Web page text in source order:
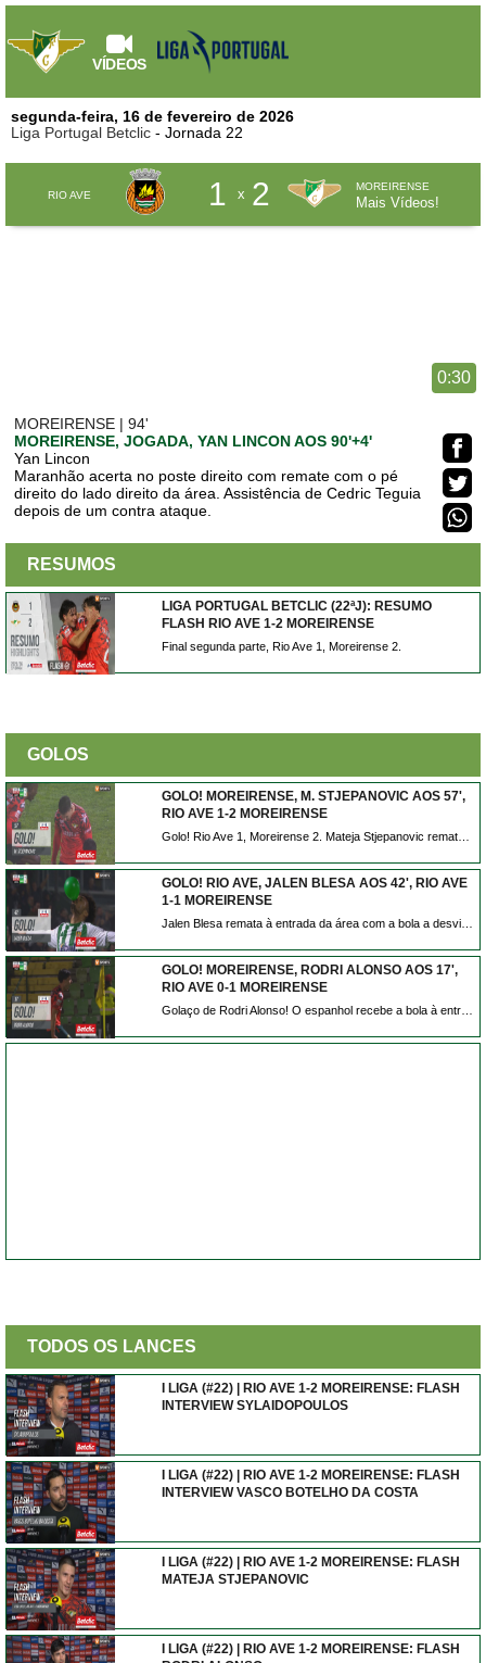
VÍDEOS
segunda-feira, 16 de fevereiro de 2026
Liga Portugal Betclic - Jornada 22
RIO AVE 1 x 2 MOREIRENSE
Mais Vídeos!
0:30
MOREIRENSE | 94'
MOREIRENSE, JOGADA, YAN LINCON AOS 90'+4'
Yan Lincon
Maranhão acerta no poste direito com remate com o pé
direito do lado direito da área. Assistência de Cedric Teguia
depois de um contra ataque.
RESUMOS
LIGA PORTUGAL BETCLIC (22ªJ): RESUMO
FLASH RIO AVE 1-2 MOREIRENSE
Final segunda parte, Rio Ave 1, Moreirense 2.
GOLOS
GOLO! MOREIRENSE, M. STJEPANOVIC AOS 57',
RIO AVE 1-2 MOREIRENSE
GOLO! RIO AVE, JALEN BLESA AOS 42', RIO AVE
1-1 MOREIRENSE
GOLO! MOREIRENSE, RODRI ALONSO AOS 17',
RIO AVE 0-1 MOREIRENSE
TODOS OS LANCES
I LIGA (#22) | RIO AVE 1-2 MOREIRENSE: FLASH
INTERVIEW SYLAIDOPOULOS
I LIGA (#22) | RIO AVE 1-2 MOREIRENSE: FLASH
INTERVIEW VASCO BOTELHO DA COSTA
I LIGA (#22) | RIO AVE 1-2 MOREIRENSE: FLASH
MATEJA STJEPANOVIC
I LIGA (#22) | RIO AVE 1-2 MOREIRENSE: FLASH